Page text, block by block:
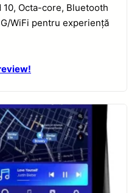
10, Octa-core, Bluetooth
WiFi pentru experiență